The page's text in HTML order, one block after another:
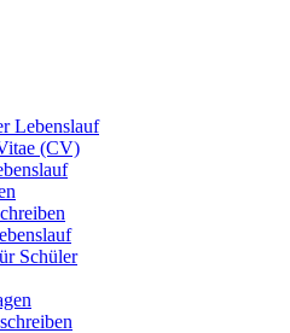
Lebenslauf
(CV)
Schüler